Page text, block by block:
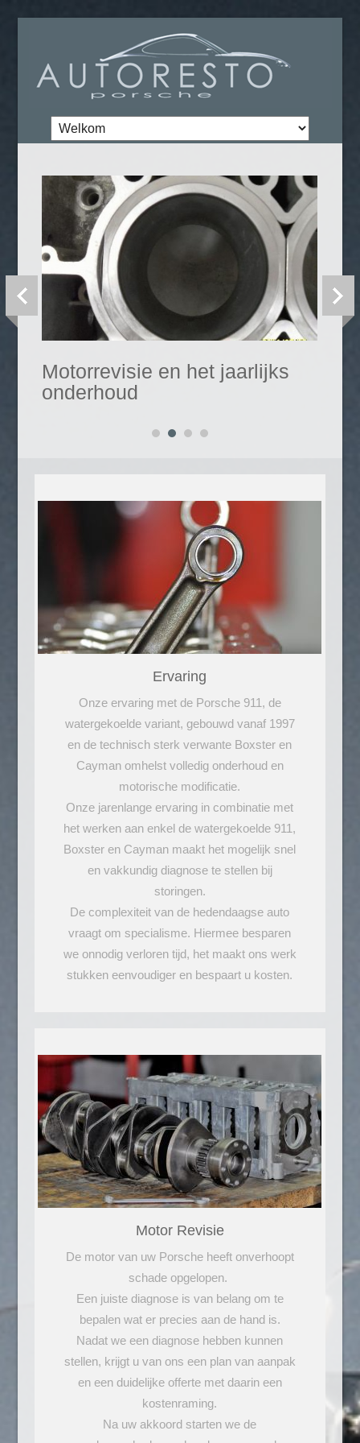
Motorrevisie en het jaarlijks
onderhoud
Ervaring
Onze ervaring met de Porsche 911, de
watergekoelde variant, gebouwd vanaf 1997
en de technisch sterk verwante Boxster en
Cayman omhelst volledig onderhoud en
motorische modificatie.
Onze jarenlange ervaring in combinatie met
het werken aan enkel de watergekoelde 911,
Boxster en Cayman maakt het mogelijk snel
en vakkundig diagnose te stellen bij
storingen.
De complexiteit van de hedendaagse auto
vraagt om specialisme. Hiermee besparen
we onnodig verloren tijd, het maakt ons werk
stukken eenvoudiger en bespaart u kosten.
Motor Revisie
De motor van uw Porsche heeft onverhoopt
schade opgelopen.
Een juiste diagnose is van belang om te
bepalen wat er precies aan de hand is.
Nadat we een diagnose hebben kunnen
stellen, krijgt u van ons een plan van aanpak
en een duidelijke offerte met daarin een
kostenraming.
Na uw akkoord starten we de